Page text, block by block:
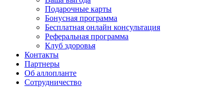
Подарочные карты
Бонусная программа
Бесплатная онлайн консультация
Реферальная программа
Клуб здоровья
Контакты
Партнеры
Об аллопланте
Сотрудничество